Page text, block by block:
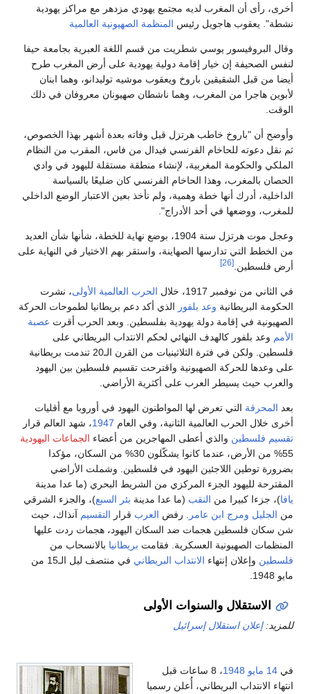
رأى أن المغرب لديه مجتمع يهودي مزدهر مع مراكز يهودية
يعقوب هاجويل رئيسالمنظمة الصهيونية العالمية
البروفيسور يوسي شطريت من قسم اللغة العبرية بجامعة حيفا
الصحيفة إن خيار إقامة دولية يهودية على أرض المغرب طرح
من قبل الشقيقين باروخ ويعقوب موشيه توليدانو، وهما ابنان
هاجرا من المغرب، وهما ناشطان صهيونان معروفان في ذلك
أن "باروخ خاطب هرتزل قبل وفاته بعدة أشهر بهذا الخصوص،
نقل دعوته للحاخام الفرنسي فيدال من فاس، المقرب من النظام
والحكومة المغربية، لإنشاء منطقة مستقلة لليهود في وادي
بالمغرب، وهذا الحاخام الفرنسي كان ضليعًا بالسياسة
أدرك أنها خطة وهمية، ولم تأخذ بعين الاعتبار الوضع الداخلي
ووضعها في أحد الأدراج".
وعجل موت هرتزل سنة 1904، بوضع نهاية للخطة، شأنها شأن العديد
الخطط التي تدارسها الصهاينة، واستقر بهم الاختيار في النهاية على
فلسطين.
الثاني من نوفمبر 1917، خلال الحرب العالمية الأولى، نشرت
البريطانيةوعد بلفورالذي أكد دعم بريطانيا لطموحات الحركة
في إقامة دولة يهودية بفلسطين. وبعد الحرب أقرتعصبة
وعد بلفور كالهدف النهائي لحكم الانتداب البريطاني على
فلسطين. ولكن في فترة الثلاثينيات من القرن الـ20 تندمت بريطانية
وعدها للحركة الصهيونية واقترحت تقسيم فلسطين بين اليهود
حيث يسيطر العرب على أكثرية الأراضي.
المحرقةالتي تعرض لها المواطنون اليهود في أوروبا مع أقليات
خلال الحرب العالمية الثانية، وفي العام1947، شهد العالم قرار
فلسطينوالذي أعطى المهاجرين من أعضاءالجماعات اليهودية
55% من الأرض، عندما كانوا يشكّلون 30% من السكان، مؤكدا
توطين اللاجئين اليهود في فلسطين. وشملت الأراضي
لليهود الجزء المركزي من الشريط البحري (ما عدا مدينة
)، جزءا كبيرا من النقب(ما عدا مدينةبئر السبع)، والجزء الشرقي
الجليل ومرج ابن عامر . رفض العربقرارالتقسيمآنذاك، حيث
سكان فلسطين هجمات ضد السكان اليهود، هجمات ردت عليها
الصهيونية العسكرية. فقامتبريطانيابالانسحاب من
وإعلان إنتهاءالانتداب البريطاني
في منتصف ليل الـ15 من
الاستقلال والسنوات الأولى
إعلان استقلال إسرائيل
14 مايو 1948
، 8 ساعات قبل
الانتداب البريطاني، أُعلن رسميا